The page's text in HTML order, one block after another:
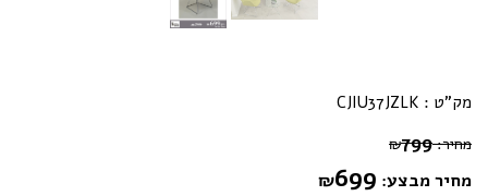
מק"ט : CJIU37JZLK
מחיר: ₪799
מחיר מבצע: ₪699